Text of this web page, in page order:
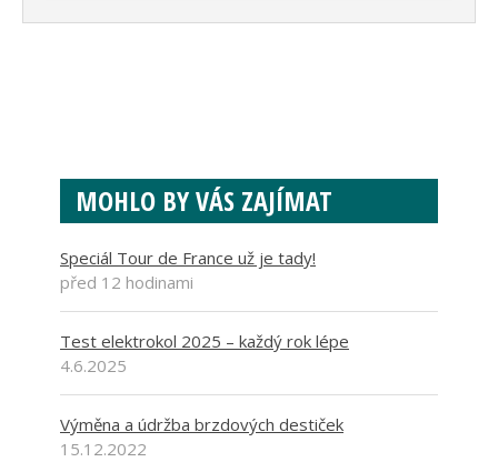
MOHLO BY VÁS ZAJÍMAT
Speciál Tour de France už je tady!
před 12 hodinami
Test elektrokol 2025 – každý rok lépe
4.6.2025
Výměna a údržba brzdových destiček
15.12.2022